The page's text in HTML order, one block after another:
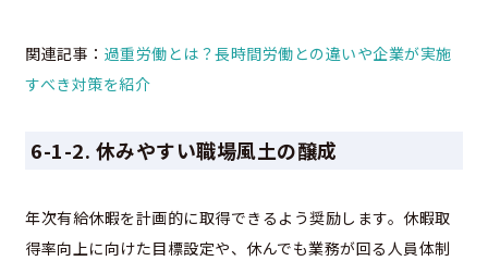
関連記事： 過重労働とは？長時間労働との違いや企業が実施
すべき対策を紹介
6-1-2. 休みやすい職場風土の醸成
年次有給休暇を計画的に取得できるよう奨励します。休暇取
得率向上に向けた目標設定や、休んでも業務が回る人員体制